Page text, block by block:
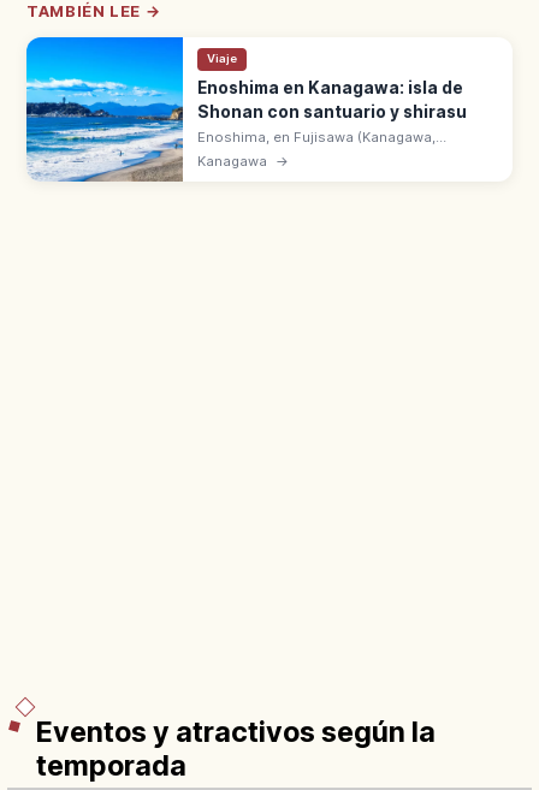
TAMBIÉN LEE →
Viaje
Enoshima en Kanagawa: isla de
Shonan con santuario y shirasu
Enoshima, en Fujisawa (Kanagawa,
Shonan), tiene el santuario Enoshima Jinja,
miradores y bol de shirasu. A 50 min de la
Kanagawa →
Eventos y atractivos según la
temporada